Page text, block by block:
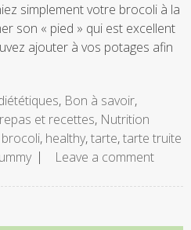
simplement votre brocoli à la
son « pied » qui est excellent
ajouter à vos potages afin
, Bon à savoir,
et recettes, Nutrition
brocoli, healthy,tarte,tarte truite
Leave a comment